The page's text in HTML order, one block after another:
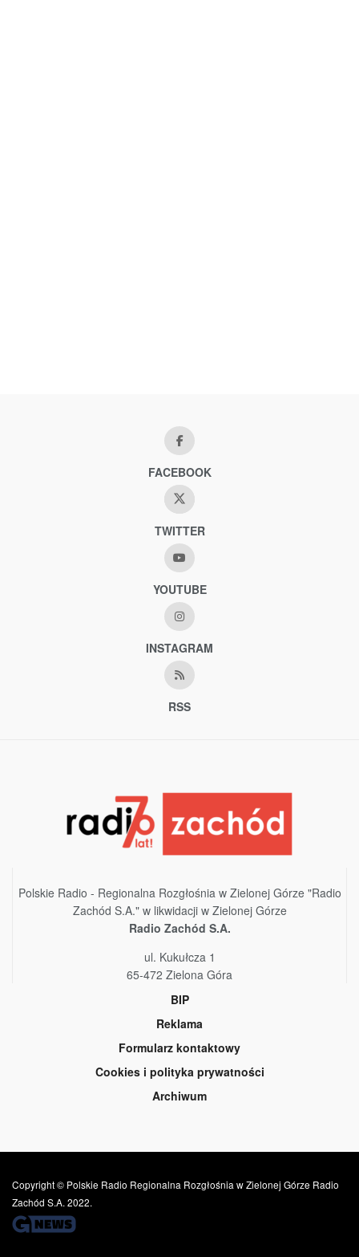
FACEBOOK
TWITTER
YOUTUBE
INSTAGRAM
RSS
Polskie Radio - Regionalna Rozgłośnia w Zielonej Górze "Radio
Zachód S.A." w likwidacji w Zielonej Górze
Radio Zachód S.A.
ul. Kukułcza 1
65-472 Zielona Góra
BIP
Reklama
Formularz kontaktowy
Cookies i polityka prywatności
Archiwum
Copyright © Polskie Radio Regionalna Rozgłośnia w Zielonej Górze Radio
Zachód S.A. 2022.